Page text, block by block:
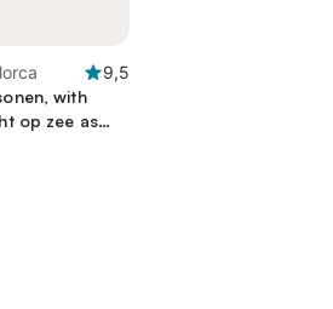
9,5
with
op zee as